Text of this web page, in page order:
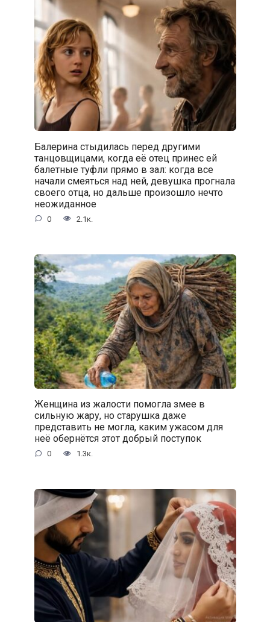
Балерина стыдилась перед другими
танцовщицами, когда её отец принес ей
балетные туфли прямо в зал: когда все
начали смеяться над ней, девушка прогнала
своего отца, но дальше произошло нечто
неожиданное
0 2.1к.
Женщина из жалости помогла змее в
сильную жару, но старушка даже
представить не могла, каким ужасом для
неё обернётся этот добрый поступок
0 1.3к.